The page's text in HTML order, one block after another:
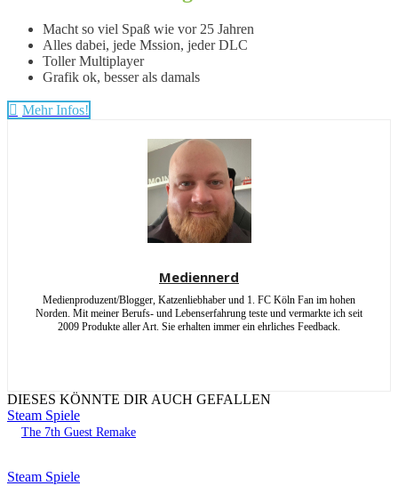
Macht so viel Spaß wie vor 25 Jahren
Alles dabei, jede Mssion, jeder DLC
Toller Multiplayer
Grafik ok, besser als damals
Mehr Infos!
Mediennerd
Medienproduzent/Blogger, Katzenliebhaber und 1. FC Köln Fan im hohen
Norden. Mit meiner Berufs- und Lebenserfahrung teste und vermarkte ich seit
2009 Produkte aller Art. Sie erhalten immer ein ehrliches Feedback.
DIESES KÖNNTE DIR AUCH GEFALLEN
Steam Spiele
The 7th Guest Remake
Steam Spiele